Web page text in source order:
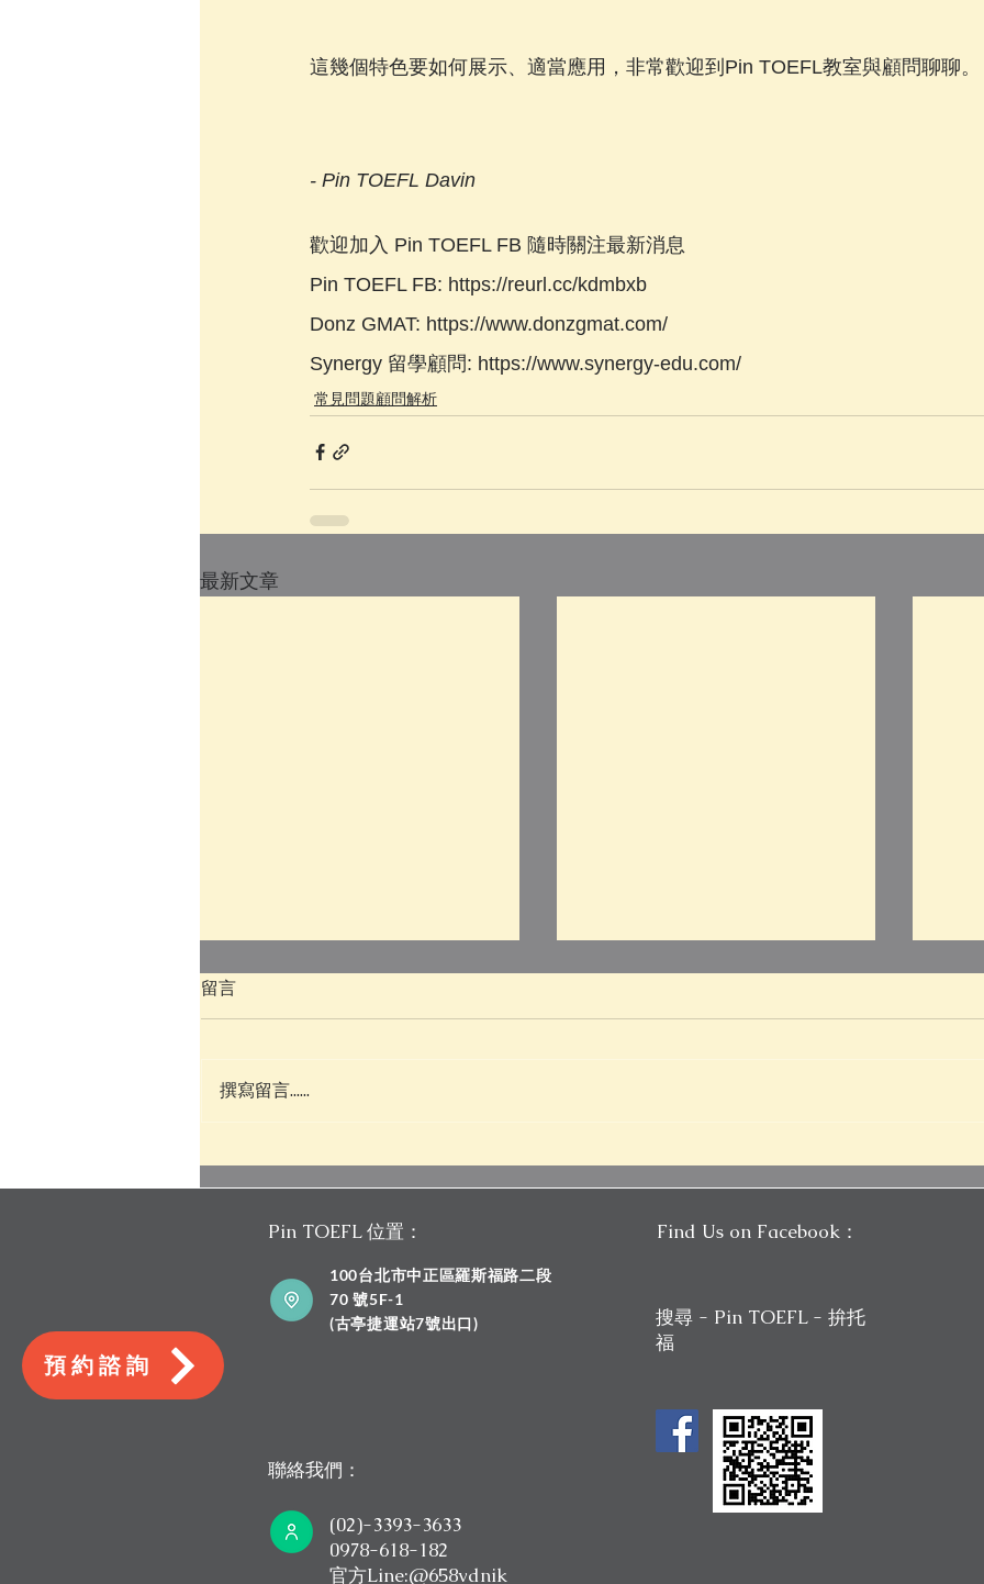
這幾個特色要如何展示、適當應用，非常歡迎到Pin TOEFL教室與顧問聊聊。
- Pin TOEFL Davin
歡迎加入 Pin TOEFL FB 隨時關注最新消息
Pin TOEFL FB: https://reurl.cc/kdmbxb
Donz GMAT: https://www.donzgmat.com/
Synergy 留學顧問: https://www.synergy-edu.com/
常見問題顧問解析
最新文章
在哪？托福考試題型與分數完
托福補習真的有效嗎？單字量
麼
留言
撰寫留言......
預約諮詢
Pin TOEFL 位置：
100台北市中正區羅斯福路二段
70 號5F-1
​(古亭捷運站7號出口)
Find Us on Facebook：
搜尋 - Pin TOEFL - 拚托
福
聯絡我們：
(02)-3393-3633
0978-618-182
​官方Line:@658vdnik